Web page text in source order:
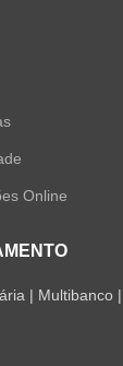
Online
| Multibanco